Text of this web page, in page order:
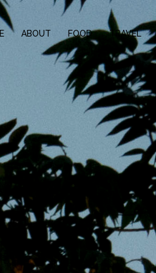
ABOUT FOOD TRAVEL